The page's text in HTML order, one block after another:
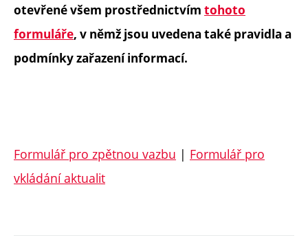
otevřené všem prostřednictvím tohoto
formuláře, v němž jsou uvedena také pravidla a
podmínky zařazení informací.
Formulář pro zpětnou vazbu | Formulář pro
vkládání aktualit